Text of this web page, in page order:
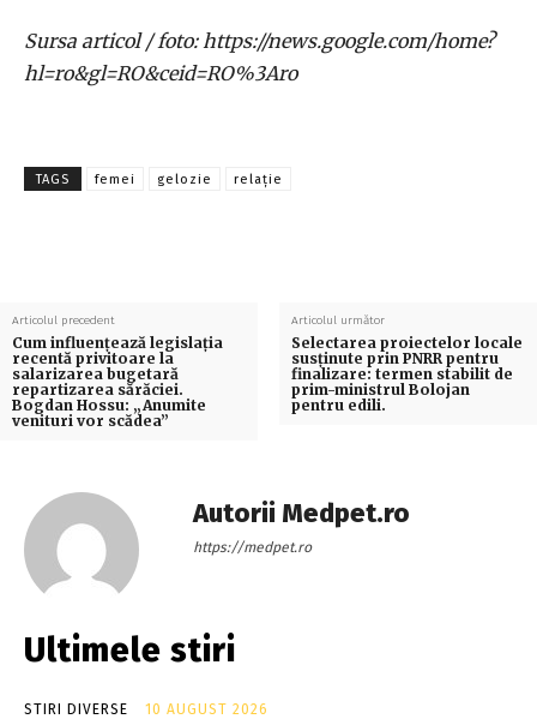
Sursa articol / foto: https://news.google.com/home?
hl=ro&gl=RO&ceid=RO%3Aro
TAGS femei gelozie relație
Articolul precedent
Cum influențează legislația
recentă privitoare la
salarizarea bugetară
repartizarea sărăciei.
Bogdan Hossu: „Anumite
venituri vor scădea”
Articolul următor
Selectarea proiectelor locale
susținute prin PNRR pentru
finalizare: termen stabilit de
prim-ministrul Bolojan
pentru edili.
Autorii Medpet.ro
https://medpet.ro
Ultimele stiri
STIRI DIVERSE 10 AUGUST 2026